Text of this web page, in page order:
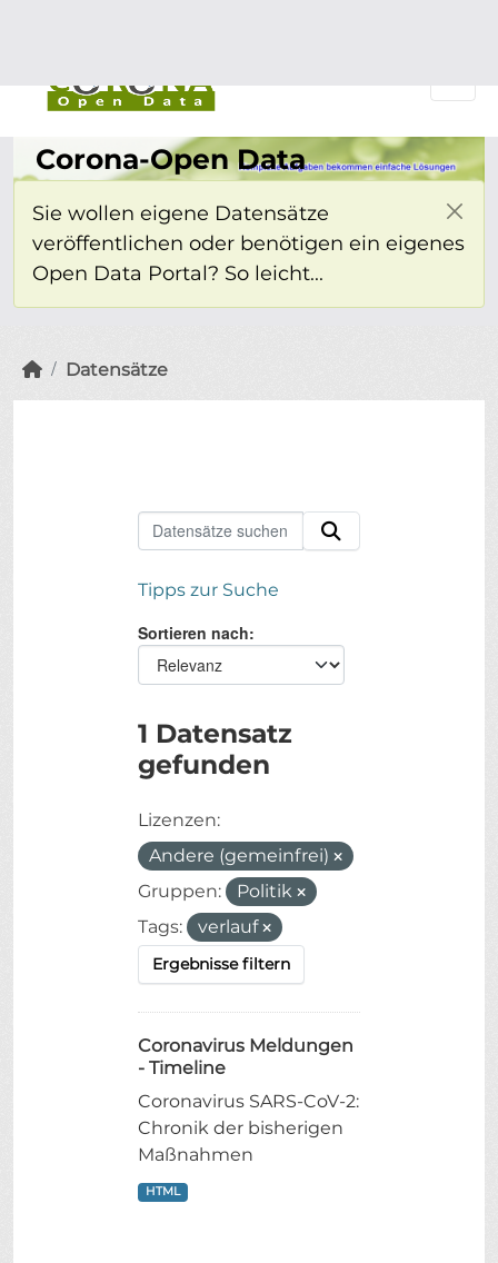
Corona-Open Data
Sie wollen eigene Datensätze
veröffentlichen oder benötigen ein eigenes
Open Data Portal? So leicht...
Datensätze
Tipps zur Suche
Sortieren nach
1 Datensatz
gefunden
Lizenzen:
Andere (gemeinfrei)
Gruppen:
Politik
Tags:
verlauf
Ergebnisse filtern
Coronavirus Meldungen
- Timeline
Coronavirus SARS-CoV-2:
Chronik der bisherigen
Maßnahmen
HTML